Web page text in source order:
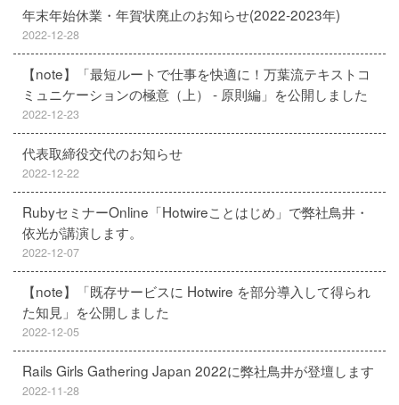
年末年始休業・年賀状廃止のお知らせ(2022-2023年)
2022-12-28
【note】「最短ルートで仕事を快適に！万葉流テキストコ
ミュニケーションの極意（上） - 原則編」を公開しました
2022-12-23
代表取締役交代のお知らせ
2022-12-22
RubyセミナーOnline「Hotwireことはじめ」で弊社鳥井・
依光が講演します。
2022-12-07
【note】「既存サービスに Hotwire を部分導入して得られ
た知見」を公開しました
2022-12-05
Rails Girls Gathering Japan 2022に弊社鳥井が登壇します
2022-11-28